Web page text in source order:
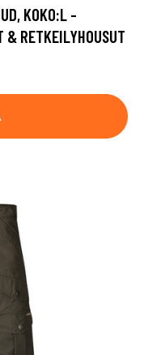
KOKO:L -
& RETKEILYHOUSUT